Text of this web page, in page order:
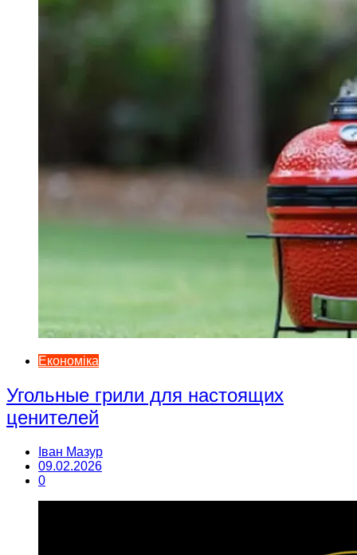
Економіка
Угольные грили для настоящих
ценителей
Іван Мазур
09.02.2026
0